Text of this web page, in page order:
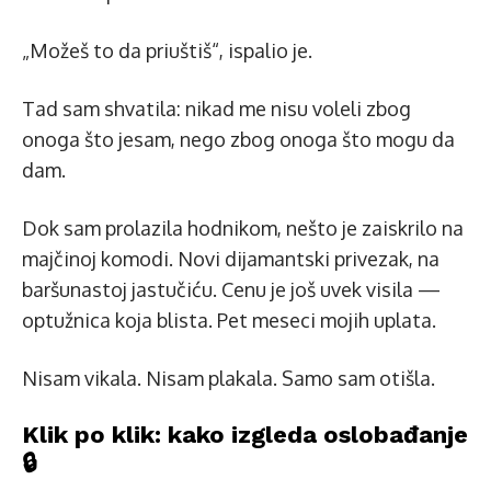
„Možeš to da priuštiš“, ispalio je.
Tad sam shvatila: nikad me nisu voleli zbog
onoga što jesam, nego zbog onoga što mogu da
dam.
Dok sam prolazila hodnikom, nešto je zaiskrilo na
majčinoj komodi. Novi dijamantski privezak, na
baršunastoj jastučiću. Cenu je još uvek visila —
optužnica koja blista. Pet meseci mojih uplata.
Nisam vikala. Nisam plakala. Samo sam otišla.
Klik po klik: kako izgleda oslobađanje
🔒